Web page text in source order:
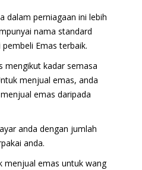
dalam perniagaan ini lebih
nama standard
Emas terbaik.
mengikut kadar semasa
menjual emas, anda
emas daripada
anda dengan jumlah
anda.
menjual emas untuk wang